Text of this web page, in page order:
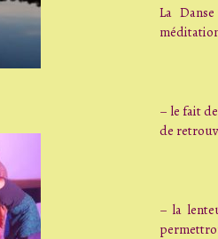
La
– le fait
de
– la